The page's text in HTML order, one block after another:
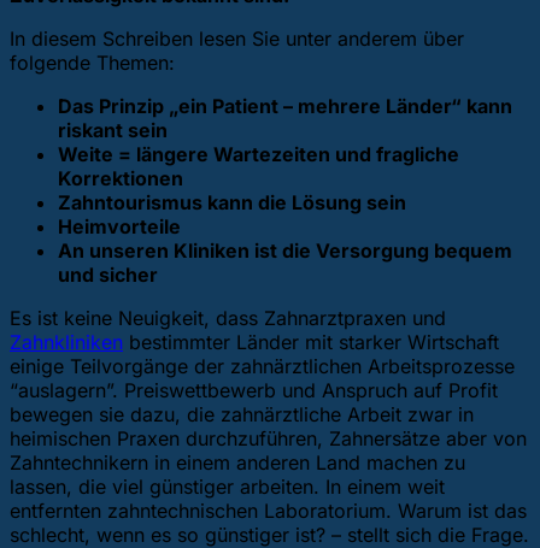
In diesem Schreiben lesen Sie unter anderem über
folgende Themen:
Das Prinzip „ein Patient – mehrere Länder“ kann
riskant sein
Weite = längere Wartezeiten und fragliche
Korrektionen
Zahntourismus kann die Lösung sein
Heimvorteile
An unseren Kliniken ist die Versorgung bequem
und sicher
Es ist keine Neuigkeit, dass Zahnarztpraxen und
Zahnkliniken bestimmter Länder mit starker Wirtschaft
einige Teilvorgänge der zahnärztlichen Arbeitsprozesse
“auslagern”. Preiswettbewerb und Anspruch auf Profit
bewegen sie dazu, die zahnärztliche Arbeit zwar in
heimischen Praxen durchzuführen, Zahnersätze aber von
Zahntechnikern in einem anderen Land machen zu
lassen, die viel günstiger arbeiten. In einem weit
entfernten zahntechnischen Laboratorium. Warum ist das
schlecht, wenn es so günstiger ist? – stellt sich die Frage.